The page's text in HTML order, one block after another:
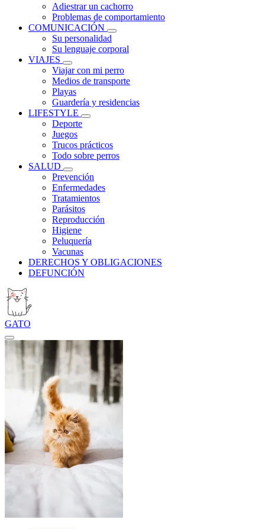
Adiestrar un cachorro
Problemas de comportamiento
COMUNICACIÓN
Su personalidad
Su lenguaje corporal
VIAJES
Viajar con mi perro
Medios de transporte
Playas
Guardería y residencias
LIFESTYLE
Deporte
Juegos
Trucos prácticos
Todo sobre perros
SALUD
Prevención
Enfermedades
Tratamientos
Parásitos
Reproducción
Higiene
Peluquería
Vacunas
DERECHOS Y OBLIGACIONES
DEFUNCIÓN
GATO